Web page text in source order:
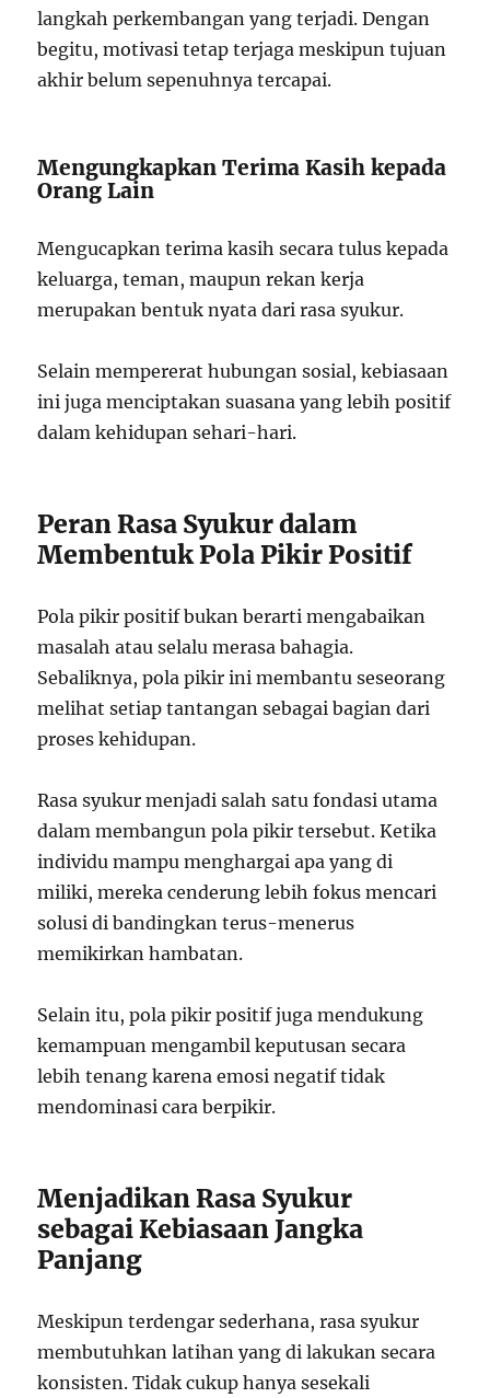
langkah perkembangan yang terjadi. Dengan
begitu, motivasi tetap terjaga meskipun tujuan
akhir belum sepenuhnya tercapai.
Mengungkapkan Terima Kasih kepada
Orang Lain
Mengucapkan terima kasih secara tulus kepada
keluarga, teman, maupun rekan kerja
merupakan bentuk nyata dari rasa syukur.
Selain mempererat hubungan sosial, kebiasaan
ini juga menciptakan suasana yang lebih positif
dalam kehidupan sehari-hari.
Peran Rasa Syukur dalam
Membentuk Pola Pikir Positif
Pola pikir positif bukan berarti mengabaikan
masalah atau selalu merasa bahagia.
Sebaliknya, pola pikir ini membantu seseorang
melihat setiap tantangan sebagai bagian dari
proses kehidupan.
Rasa syukur menjadi salah satu fondasi utama
dalam membangun pola pikir tersebut. Ketika
individu mampu menghargai apa yang di
miliki, mereka cenderung lebih fokus mencari
solusi di bandingkan terus-menerus
memikirkan hambatan.
Selain itu, pola pikir positif juga mendukung
kemampuan mengambil keputusan secara
lebih tenang karena emosi negatif tidak
mendominasi cara berpikir.
Menjadikan Rasa Syukur
sebagai Kebiasaan Jangka
Panjang
Meskipun terdengar sederhana, rasa syukur
membutuhkan latihan yang di lakukan secara
konsisten. Tidak cukup hanya sesekali